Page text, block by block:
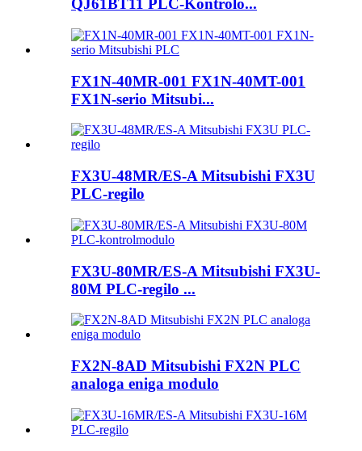
QJ61BT11 PLC-Kontrolo...
FX1N-40MR-001 FX1N-40MT-001
FX1N-serio Mitsubi...
FX3U-48MR/ES-A Mitsubishi FX3U
PLC-regilo
FX3U-80MR/ES-A Mitsubishi FX3U-
80M PLC-regilo ...
FX2N-8AD Mitsubishi FX2N PLC
analoga eniga modulo